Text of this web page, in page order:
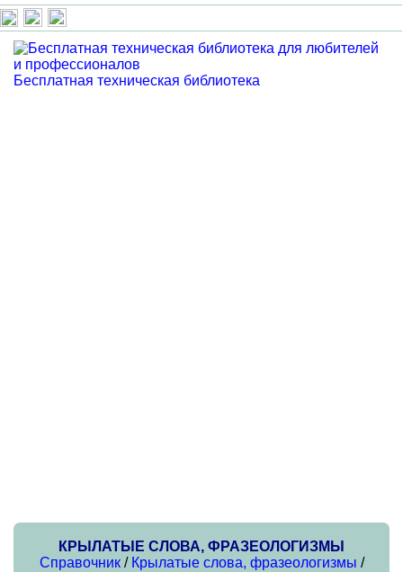
Бесплатная техническая библиотека
КРЫЛАТЫЕ СЛОВА, ФРАЗЕОЛОГИЗМЫ
Справочник/ Крылатые слова, фразеологизмы /